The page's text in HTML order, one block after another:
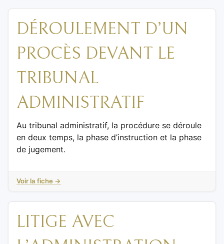
DÉROULEMENT D’UN
PROCÈS DEVANT LE
TRIBUNAL
ADMINISTRATIF
Au tribunal administratif, la procédure se déroule
en deux temps, la phase d’instruction et la phase
de jugement.
Voir la fiche →
LITIGE AVEC